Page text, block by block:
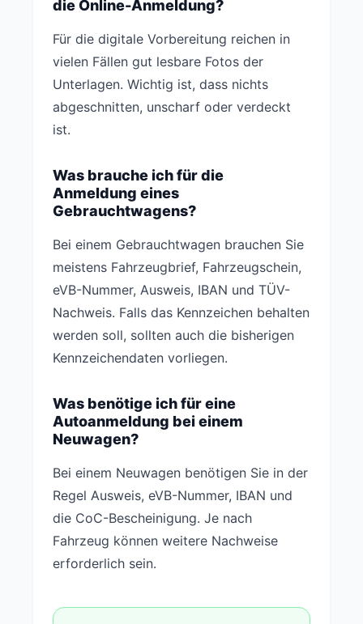
die Online-Anmeldung?
Für die digitale Vorbereitung reichen in
vielen Fällen gut lesbare Fotos der
Unterlagen. Wichtig ist, dass nichts
abgeschnitten, unscharf oder verdeckt
ist.
Was brauche ich für die
Anmeldung eines
Gebrauchtwagens?
Bei einem Gebrauchtwagen brauchen Sie
meistens Fahrzeugbrief, Fahrzeugschein,
eVB-Nummer, Ausweis, IBAN und TÜV-
Nachweis. Falls das Kennzeichen behalten
werden soll, sollten auch die bisherigen
Kennzeichendaten vorliegen.
Was benötige ich für eine
Autoanmeldung bei einem
Neuwagen?
Bei einem Neuwagen benötigen Sie in der
Regel Ausweis, eVB-Nummer, IBAN und
die CoC-Bescheinigung. Je nach
Fahrzeug können weitere Nachweise
erforderlich sein.